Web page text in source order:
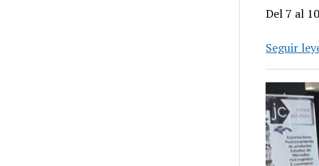
Del 7 al
Seguir